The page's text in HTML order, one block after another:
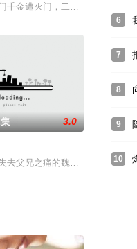
英才的孪生兄弟袁英
背后另有推手，决定为母报仇
人，复仇中与傲娇龙太子、
千金遭灭门，二十年后成为墨
成绩，得到了最有威
个个错综复杂的案件，专案组
稚鱼（马秋元 饰）与狸族少年
3.0
去父兄之痛的魏劭励精图治扛
6
7
8
9
10